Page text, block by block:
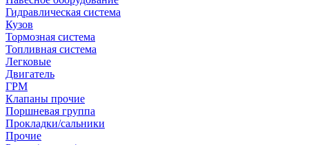
Гидравлическая система
Кузов
Тормозная система
Топливная система
Легковые
Двигатель
ГРМ
Клапаны прочие
Поршневая группа
Прокладки/сальники
Прочие